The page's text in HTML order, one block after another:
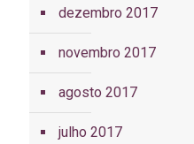
dezembro 2017
novembro 2017
agosto 2017
julho 2017